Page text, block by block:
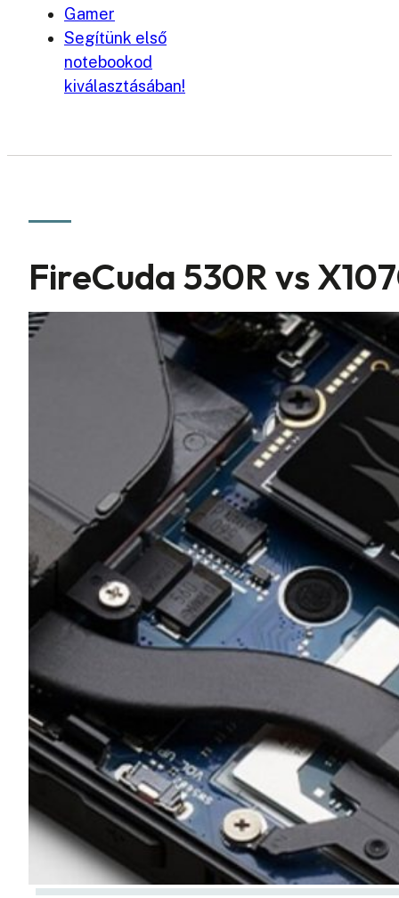
Gamer
Segítünk első
notebookod
kiválasztásában!
FireCuda 530R vs